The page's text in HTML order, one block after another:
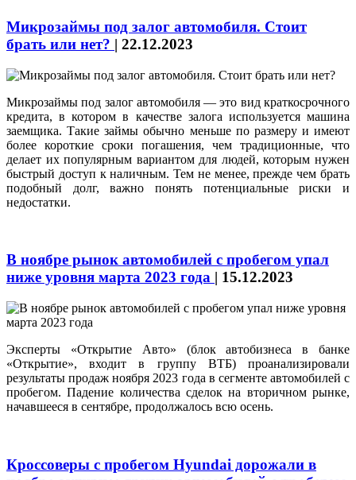
Микрозаймы под залог автомобиля. Стоит
брать или нет? | 22.12.2023
Микрозаймы под залог автомобиля — это вид краткосрочного
кредита, в котором в качестве залога используется машина
заемщика. Такие займы обычно меньше по размеру и имеют
более короткие сроки погашения, чем традиционные, что
делает их популярным вариантом для людей, которым нужен
быстрый доступ к наличным. Тем не менее, прежде чем брать
подобный долг, важно понять потенциальные риски и
недостатки.
В ноябре рынок автомобилей с пробегом упал
ниже уровня марта 2023 года | 15.12.2023
Эксперты «Открытие Авто» (блок автобизнеса в банке
«Открытие», входит в группу ВТБ) проанализировали
результаты продаж ноября 2023 года в сегменте автомобилей с
пробегом. Падение количества сделок на вторичном рынке,
начавшееся в сентябре, продолжалось всю осень.
Кроссоверы с пробегом Hyundai дорожали в